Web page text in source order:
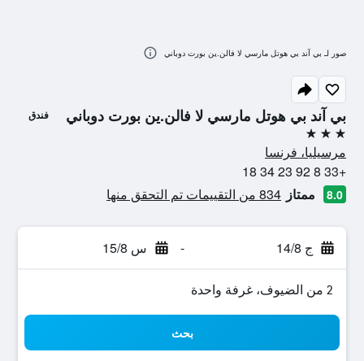
بي آند بي هوتل مارسي لا فالن.ين بورت دوباني فندق
3 نجوم
مرسيليا، فرنسا
+33 8 92 23 34 18
8.0 ممتاز 834 من التقييمات تم التحقق منها
ج 14/8 - س 15/8
2 من الضيوف، غرفة واحدة
بحث
صور لـ بي آند بي هوتل مارسي لا فالن.ين بورت دوباني